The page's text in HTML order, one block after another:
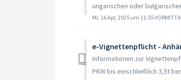
ungarischen oder
Mi, 16 Apr, 2025 um 11:55
e-Vignettenpflicht -
Informationen zur
PKW bis einschließlich 3,5t